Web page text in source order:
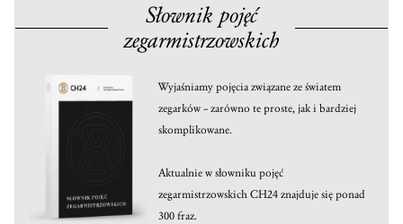
Słownik pojęć
zegarmistrzowskich
Wyjaśniamy pojęcia związane ze światem
zegarków – zarówno te proste, jak i bardziej
skomplikowane.
Aktualnie w słowniku pojęć
zegarmistrzowskich CH24 znajduje się ponad
300 fraz.